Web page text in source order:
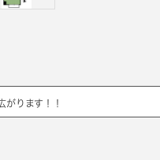
がります！！